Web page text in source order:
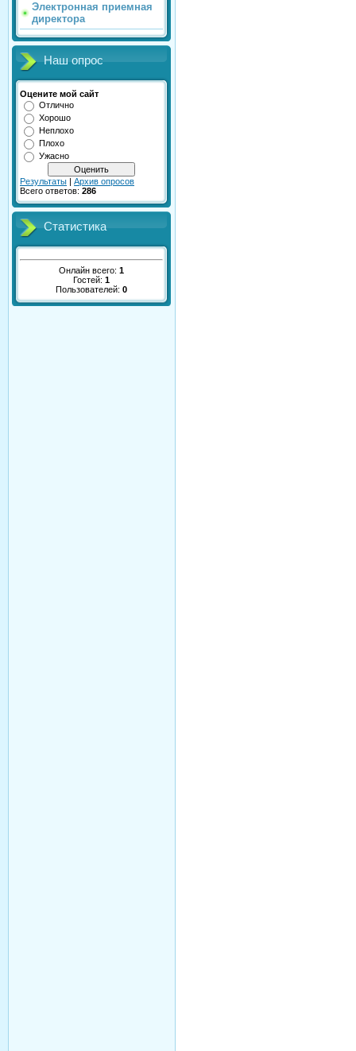
Электронная приемная
директора
Наш опрос
Оцените мой сайт
Отлично
Хорошо
Неплохо
Плохо
Ужасно
Результаты | Архив опросов
Всего ответов: 286
Статистика
Онлайн всего: 1
Гостей: 1
Пользователей: 0